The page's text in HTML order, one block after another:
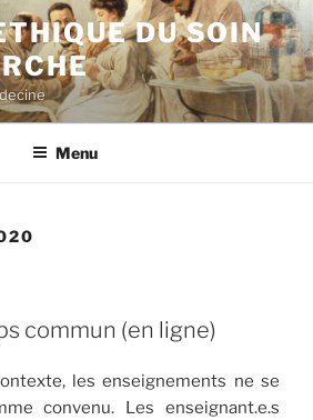
DU SOIN
Menu
commun (en ligne)
les enseignements ne se
convenu. Les enseignant.e.s